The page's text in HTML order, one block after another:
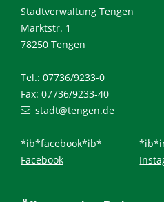
Stadtverwaltung Tengen
Marktstr. 1
78250 Tengen
Tel.: 07736/9233-0
Fax: 07736/9233-40
stadt@tengen.de
*ib*facebook*ib*
Facebook